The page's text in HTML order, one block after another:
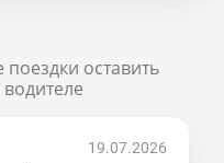
оставить
19.07.2026